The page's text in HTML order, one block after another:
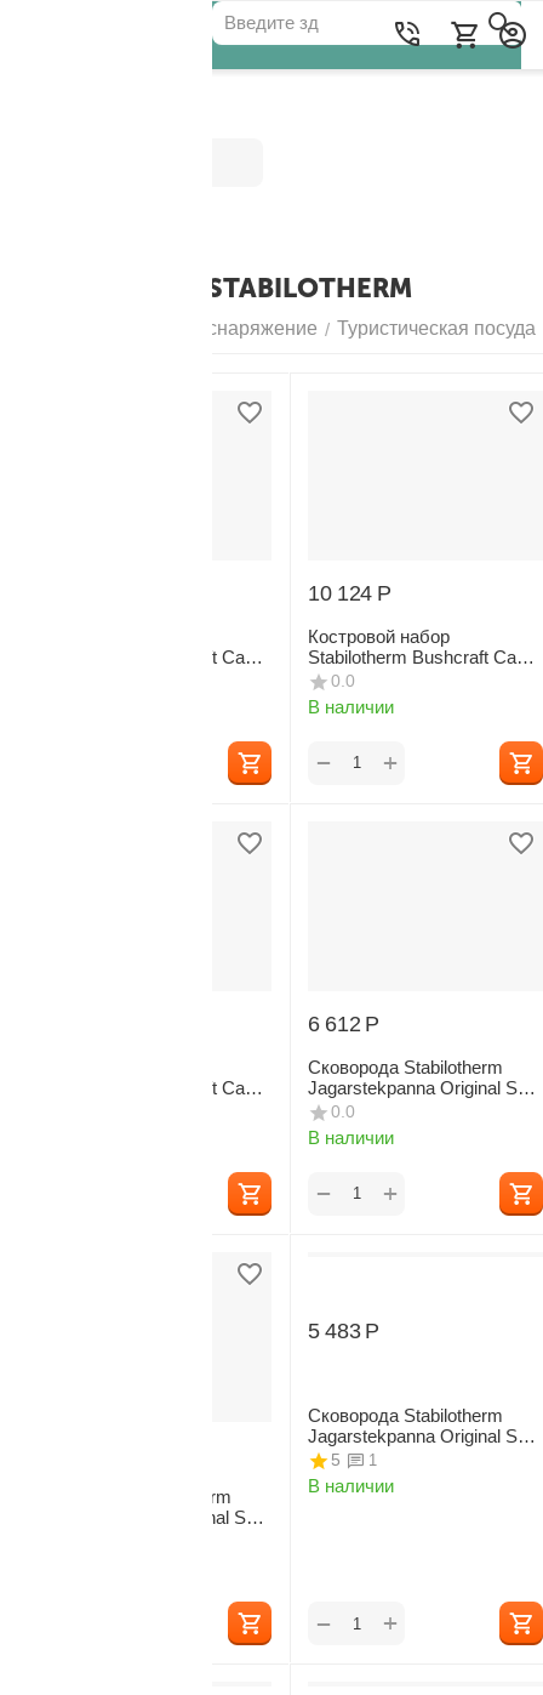
СКОВОРОДЫ STABILOTHERM
Походное снаряжение / Туристическая посуда
Stabilotherm Bushcraft Camp
10 124 Р
Костровой набор
Stabilotherm Bushcraft Camp
Fire Medium
0.0
В наличии
+
−
Stabilotherm Bushcraft Camp
6 612 Р
Сковорода Stabilotherm
Jagarstekpanna Original S4
28 см
0.0
В наличии
+
−
Сковорода Stabilotherm
Jagarstekpanna Original S8
5 483 Р
Сковорода Stabilotherm
Jagarstekpanna Original S3
21 см
5 1
В наличии
+
−